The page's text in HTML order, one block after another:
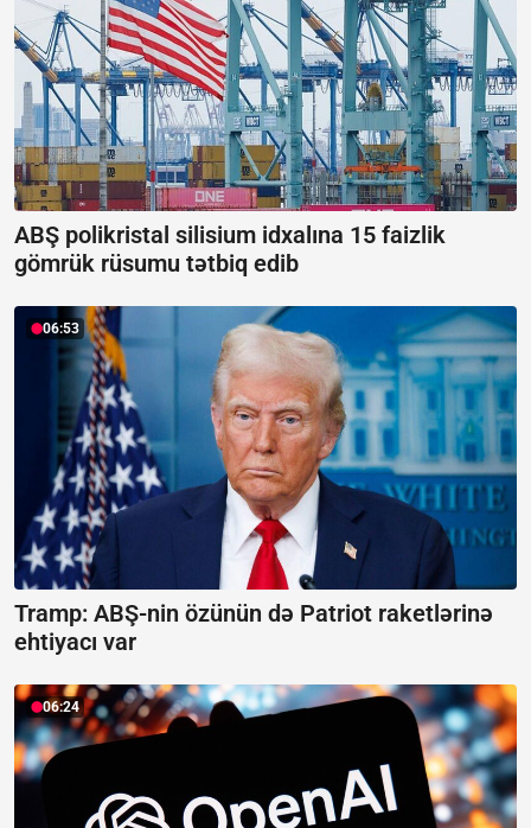
ABŞ polikristal silisium idxalına 15 faizlik
gömrük rüsumu tətbiq edib
06:53
Tramp: ABŞ-nin özünün də Patriot raketlərinə
ehtiyacı var
06:24